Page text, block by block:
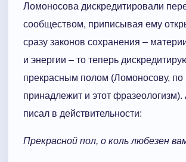
Ломоносова дискредитировали
сообществом, приписывая ему
сразу законов сохранения –
и энергии – то теперь
прекрасным полом (Ломоносову, по
принадлежит и этот фразеологизм).
писал в действительности:
Прекрасной пол, о коль любезен